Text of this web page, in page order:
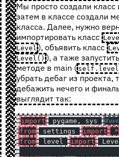
Мы просто создали класс
затем в классе создали
класса. Далее, нужно
импортировать класс
Level ), объявить класс
Level() ), а таже
методе в main (
убрать дебаг из проекта,
дебажить нечего и
выглядит так:
import pygame, sys
from
settings import *
from
level import